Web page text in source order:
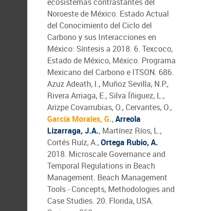
Noroeste de México. Estado Actual
del Conocimiento del Ciclo del
Carbono y sus Interacciones en
México: Síntesis a 2018. 6. Texcoco,
Estado de México, México. Programa
Mexicano del Carbono e ITSON. 686.
Azuz Adeath, I., Muñoz Sevilla, N.P.,
Rivera Arriaga, E., Silva Íñiguez, L.,
Arizpe Covarrubias, O., Cervantes, O.,
García Morales, G.,Arreola
Lizarraga, J.A., Martínez Ríos, L.,
Cortés Ruíz, A.,Ortega Rubio, A.
2018. Microscale Governance and
Temporal Regulations in Beach
Management. Beach Management
Tools - Concepts, Methodologies and
Case Studies. 20. Florida, USA.